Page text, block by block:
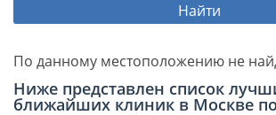
Найти
По данному местоположению не
Ниже представлен список
ближайших клиник в Москве